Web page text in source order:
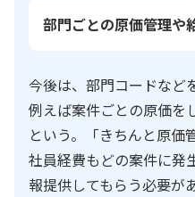
部門ごとの原価管理や
今後は、部門コードなど
例えば案件ごとの原価を
という。「きちんと原価
社員経費もどの案件に発
報提供してもらう必要が